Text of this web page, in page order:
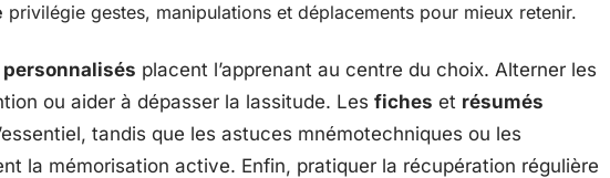
privilégie gestes, manipulations et déplacements pour mieux retenir.
placent l’apprenant au centre du choix. Alterner les
ou aider à dépasser la lassitude. Les fiches et résumés
tandis que les astuces mnémotechniques ou les
la mémorisation active. Enfin, pratiquer la récupération régulière